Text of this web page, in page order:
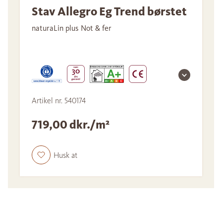
Stav Allegro Eg Trend børstet
naturaLin plus Not & fer
Artikel nr. 540174
719,00 dkr./m²
Husk at